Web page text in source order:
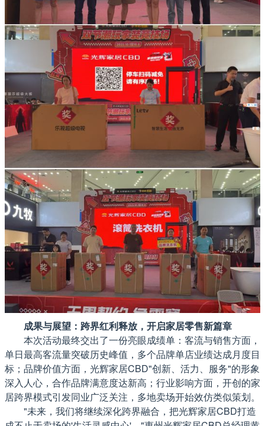
成果与展望：跨界红利释放，开启家居零售新篇章
本次活动最终交出了一份亮眼成绩单：客流与销售方面，
单日最高客流量突破历史峰值，多个品牌单店业绩达成月度目
标；品牌价值方面，光辉家居CBD"创新、活力、服务"的形象
深入人心，合作品牌满意度达新高；行业影响方面，开创的家
居跨界模式引发同业广泛关注，多地卖场开始效仿类似策划。
"未来，我们将继续深化跨界融合，把光辉家居CBD打造